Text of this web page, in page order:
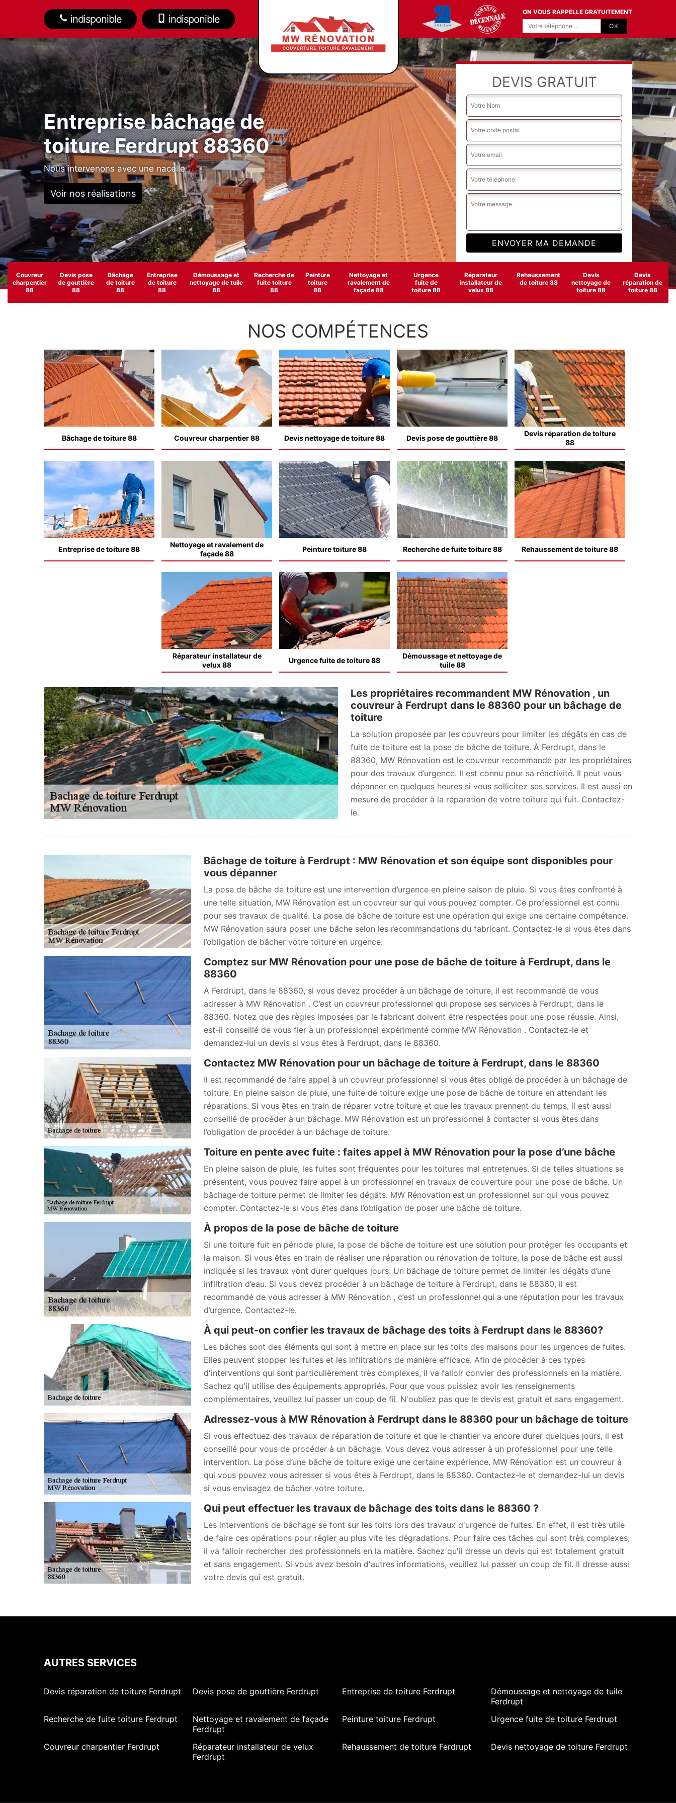
indisponible indisponible
ON VOUS RAPPELLE GRATUITEMENT
Entreprise bâchage de
toiture Ferdrupt 88360
Nous intervenons avec une nacelle
Voir nos réalisations
DEVIS GRATUIT
Couvreur
charpentier
88
Devis pose
de gouttière
88
Bâchage
de toiture
88
Entreprise
de toiture
88
Démoussage et
nettoyage de tuile
88
Recherche de
fuite toiture
88
Peinture
toiture
88
Nettoyage et
ravalement de
façade 88
Urgence
fuite de
toiture 88
Réparateur
installateur de
velux 88
Rehaussement
de toiture 88
Devis
nettoyage de
toiture 88
Devis
réparation de
toiture 88
NOS COMPÉTENCES
Bâchage de toiture 88 Couvreur charpentier 88 Devis nettoyage de toiture 88 Devis pose de gouttière 88
Devis réparation de toiture
88
Entreprise de toiture 88
Nettoyage et ravalement de
façade 88
Peinture toiture 88 Recherche de fuite toiture 88 Rehaussement de toiture 88
Réparateur installateur de
velux 88
Urgence fuite de toiture 88
Démoussage et nettoyage de
tuile 88
Les propriétaires recommandent MW Rénovation , un
couvreur à Ferdrupt dans le 88360 pour un bâchage de
toiture
La solution proposée par les couvreurs pour limiter les dégâts en cas de
fuite de toiture est la pose de bâche de toiture. À Ferdrupt, dans le
88360, MW Rénovation est le couvreur recommandé par les propriétaires
pour des travaux d’urgence. Il est connu pour sa réactivité. Il peut vous
dépanner en quelques heures si vous sollicitez ses services. Il est aussi en
mesure de procéder à la réparation de votre toiture qui fuit. Contactez-
le.
Bâchage de toiture à Ferdrupt : MW Rénovation et son équipe sont disponibles pour
vous dépanner
La pose de bâche de toiture est une intervention d’urgence en pleine saison de pluie. Si vous êtes confronté à
une telle situation, MW Rénovation est un couvreur sur qui vous pouvez compter. Ce professionnel est connu
pour ses travaux de qualité. La pose de bâche de toiture est une opération qui exige une certaine compétence.
MW Rénovation saura poser une bâche selon les recommandations du fabricant. Contactez-le si vous êtes dans
l’obligation de bâcher votre toiture en urgence.
Comptez sur MW Rénovation pour une pose de bâche de toiture à Ferdrupt, dans le
88360
À Ferdrupt, dans le 88360, si vous devez procéder à un bâchage de toiture, il est recommandé de vous
adresser à MW Rénovation . C’est un couvreur professionnel qui propose ses services à Ferdrupt, dans le
88360. Notez que des règles imposées par le fabricant doivent être respectées pour une pose réussie. Ainsi,
est-il conseillé de vous fier à un professionnel expérimenté comme MW Rénovation . Contactez-le et
demandez-lui un devis si vous êtes à Ferdrupt, dans le 88360.
Contactez MW Rénovation pour un bâchage de toiture à Ferdrupt, dans le 88360
Il est recommandé de faire appel à un couvreur professionnel si vous êtes obligé de procéder à un bâchage de
toiture. En pleine saison de pluie, une fuite de toiture exige une pose de bâche de toiture en attendant les
réparations. Si vous êtes en train de réparer votre toiture et que les travaux prennent du temps, il est aussi
conseillé de procéder à un bâchage. MW Rénovation est un professionnel à contacter si vous êtes dans
l’obligation de procéder à un bâchage de toiture.
Toiture en pente avec fuite : faites appel à MW Rénovation pour la pose d’une bâche
En pleine saison de pluie, les fuites sont fréquentes pour les toitures mal entretenues. Si de telles situations se
présentent, vous pouvez faire appel à un professionnel en travaux de couverture pour une pose de bâche. Un
bâchage de toiture permet de limiter les dégâts. MW Rénovation est un professionnel sur qui vous pouvez
compter. Contactez-le si vous êtes dans l’obligation de poser une bâche de toiture.
À propos de la pose de bâche de toiture
Si une toiture fuit en période pluie, la pose de bâche de toiture est une solution pour protéger les occupants et
la maison. Si vous êtes en train de réaliser une réparation ou rénovation de toiture, la pose de bâche est aussi
indiquée si les travaux vont durer quelques jours. Un bâchage de toiture permet de limiter les dégâts d’une
infiltration d’eau. Si vous devez procéder à un bâchage de toiture à Ferdrupt, dans le 88360, il est
recommandé de vous adresser à MW Rénovation , c’est un professionnel qui a une réputation pour les travaux
d’urgence. Contactez-le.
À qui peut-on confier les travaux de bâchage des toits à Ferdrupt dans le 88360?
Les bâches sont des éléments qui sont à mettre en place sur les toits des maisons pour les urgences de fuites.
Elles peuvent stopper les fuites et les infiltrations de manière efficace. Afin de procéder à ces types
d'interventions qui sont particulièrement très complexes, il va falloir convier des professionnels en la matière.
Sachez qu'il utilise des équipements appropriés. Pour que vous puissiez avoir les renseignements
complémentaires, veuillez lui passer un coup de fil. N'oubliez pas que le devis est gratuit et sans engagement.
Adressez-vous à MW Rénovation à Ferdrupt dans le 88360 pour un bâchage de toiture
Si vous effectuez des travaux de réparation de toiture et que le chantier va encore durer quelques jours, il est
conseillé pour vous de procéder à un bâchage. Vous devez vous adresser à un professionnel pour une telle
intervention. La pose d’une bâche de toiture exige une certaine expérience. MW Rénovation est un couvreur à
qui vous pouvez vous adresser si vous êtes à Ferdrupt, dans le 88360. Contactez-le et demandez-lui un devis
si vous envisagez de bâcher votre toiture.
Qui peut effectuer les travaux de bâchage des toits dans le 88360 ?
Les interventions de bâchage se font sur les toits lors des travaux d'urgence de fuites. En effet, il est très utile
de faire ces opérations pour régler au plus vite les dégradations. Pour faire ces tâches qui sont très complexes,
il va falloir rechercher des professionnels en la matière. Sachez qu'il dresse un devis qui est totalement gratuit
et sans engagement. Si vous avez besoin d'autres informations, veuillez lui passer un coup de fil. Il dresse aussi
votre devis qui est gratuit.
AUTRES SERVICES
Devis réparation de toiture Ferdrupt Devis pose de gouttière Ferdrupt Entreprise de toiture Ferdrupt
Démoussage et nettoyage de tuile
Ferdrupt
Recherche de fuite toiture Ferdrupt
Nettoyage et ravalement de façade
Ferdrupt
Peinture toiture Ferdrupt Urgence fuite de toiture Ferdrupt
Couvreur charpentier Ferdrupt
Réparateur installateur de velux
Ferdrupt
Rehaussement de toiture Ferdrupt Devis nettoyage de toiture Ferdrupt